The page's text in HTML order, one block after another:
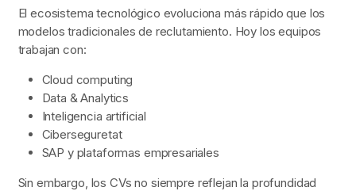
El ecosistema tecnológico evoluciona más rápido que los
modelos tradicionales de reclutamiento. Hoy los equipos
trabajan con:
Cloud computing
Data & Analytics
Inteligencia artificial
Ciberseguretat
SAP y plataformas empresariales
Sin embargo, los CVs no siempre reflejan la profundidad